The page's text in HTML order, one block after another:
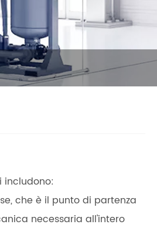
includono:
che è il punto di partenza
necessaria all'intero